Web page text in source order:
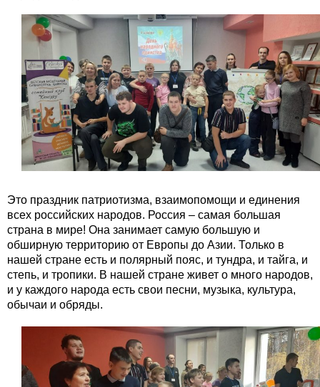
Это праздник патриотизма, взаимопомощи и единения
всех российских народов. Россия – самая большая
страна в мире! Она занимает самую большую и
обширную территорию от Европы до Азии. Только в
нашей стране есть и полярный пояс, и тундра, и тайга, и
степь, и тропики. В нашей стране живет о много народов,
и у каждого народа есть свои песни, музыка, культура,
обычаи и обряды.